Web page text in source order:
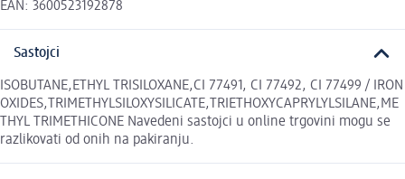
EAN: 3600523192878
Sastojci
ISOBUTANE,ETHYL TRISILOXANE,CI 77491, CI 77492, CI 77499 / IRON
OXIDES,TRIMETHYLSILOXYSILICATE,TRIETHOXYCAPRYLYLSILANE,ME
THYL TRIMETHICONE Navedeni sastojci u online trgovini mogu se
razlikovati od onih na pakiranju.